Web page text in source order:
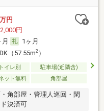
万円
円
月
1ヶ月
（57.55m2）
イレ別
駐車場(近隣含)
ット無料 角部屋
角部屋・管理人巡回・閑
決済可